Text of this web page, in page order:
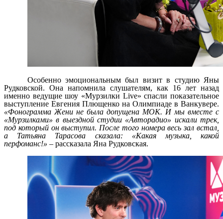
Особенно эмоциональным был визит в студию Яны
Рудковской. Она напомнила слушателям, как 16 лет назад
именно ведущие шоу «Мурзилки Live» спасли показательное
выступление Евгения Плющенко на Олимпиаде в Ванкувере.
«Фонограмма Жени не была допущена МОК. И мы вместе с
«Мурзилками» в выездной студии «Авторадио» искали трек,
под который он выступил. После того номера весь зал встал,
а Татьяна Тарасова сказала: «Какая музыка, какой
перфоманс!» – рассказала Яна Рудковская.